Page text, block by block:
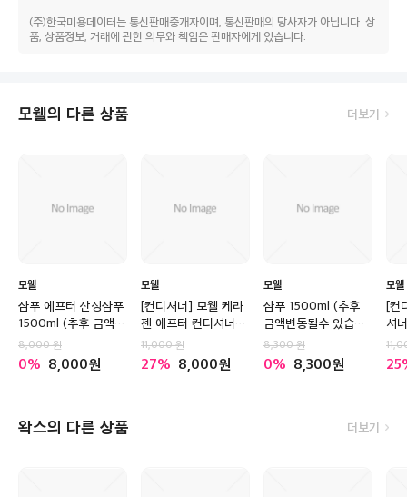
(주)한국미용데이터는 통신판매중개자이며, 통신판매의 당사자가 아닙니다. 상
품, 상품정보, 거래에 관한 의무와 책임은 판매자에게 있습니다.
모웰의 다른 상품 더보기
모웰
샴푸 에프터 산성샴푸
1500ml (추후 금액변
동될수 있습니다)
8,000
0 8,000
모웰
[컨디셔너] 모웰 케라
젠 에프터 컨디셔너
1500ml
11,000
27 8,000
모웰
샴푸 1500ml (추후
금액변동될수 있습니
다)
8,300
0 8,300
모웰
[컨
셔
25
왁스의 다른 상품 더보기